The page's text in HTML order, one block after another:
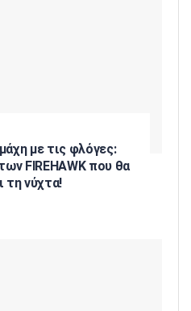
με τις φλόγες:
FIREHAWK που θα
τη νύχτα!